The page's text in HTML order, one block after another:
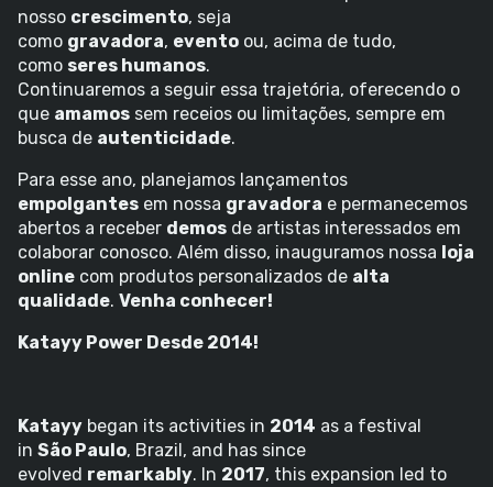
nosso crescimento, seja
como gravadora, evento ou, acima de tudo,
como seres humanos.
Continuaremos a seguir essa trajetória, oferecendo o
que amamos sem receios ou limitações, sempre em
busca de autenticidade.
Para esse ano, planejamos lançamentos
empolgantes em nossa gravadora e permanecemos
abertos a receber demos de artistas interessados em
colaborar conosco. Além disso, inauguramos nossa loja
online com produtos personalizados de alta
qualidade. Venha conhecer!
Katayy Power Desde 2014!
Katayy began its activities in 2014 as a festival
in São Paulo, Brazil, and has since
evolved remarkably. In 2017, this expansion led to